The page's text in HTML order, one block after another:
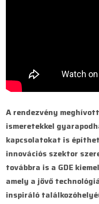
A rendezvény
ismeretekkel
kapcsolatokat is
innovációs szektor
továbbra is a GDE
amely a jövő
inspiráló